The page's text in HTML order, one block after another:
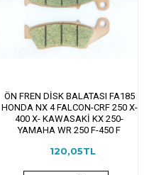
ÖN FREN DİSK BALATASI FA185
HONDA NX 4 FALCON-CRF 250 X-
400 X- KAWASAKİ KX 250-
YAMAHA WR 250 F-450 F
120,05TL